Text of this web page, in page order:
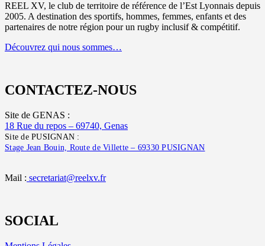
REEL XV, le club de territoire de référence de l’Est Lyonnais depuis
2005. A destination des sportifs, hommes, femmes, enfants et des
partenaires de notre région pour un rugby inclusif & compétitif.
Découvrez qui nous sommes…
CONTACTEZ-NOUS
Site de GENAS :
18 Rue du repos – 69740, Genas
Site de PUSIGNAN :
Stage Jean Bouin, Route de Villette – 69330 PUSIGNAN
Mail : secretariat@reelxv.fr
SOCIAL